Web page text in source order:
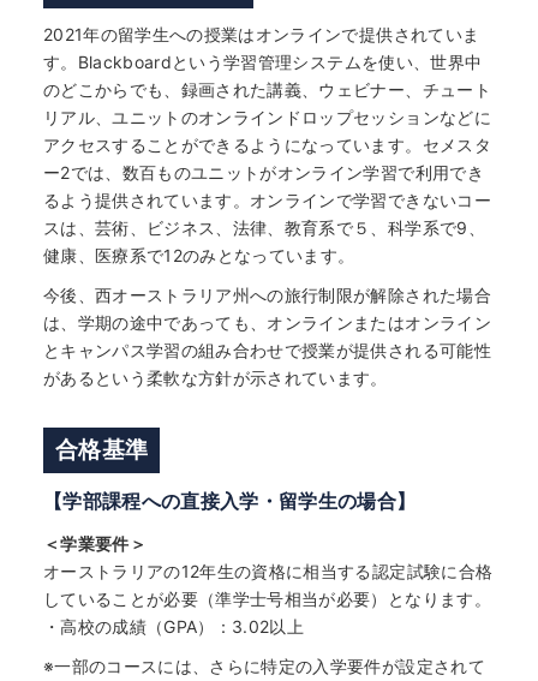
2021年の留学生への授業はオンラインで提供されていま
す。Blackboardという学習管理システムを使い、世界中
のどこからでも、録画された講義、ウェビナー、チュート
リアル、ユニットのオンラインドロップセッションなどに
アクセスすることができるようになっています。セメスタ
ー2では、数百ものユニットがオンライン学習で利用でき
るよう提供されています。オンラインで学習できないコー
スは、芸術、ビジネス、法律、教育系で５、科学系で9、
健康、医療系で12のみとなっています。
今後、西オーストラリア州への旅行制限が解除された場合
は、学期の途中であっても、オンラインまたはオンライン
とキャンパス学習の組み合わせで授業が提供される可能性
があるという柔軟な方針が示されています。
合格基準
【学部課程への直接入学・留学生の場合】
＜学業要件＞
オーストラリアの12年生の資格に相当する認定試験に合格
していることが必要（準学士号相当が必要）となります。
・高校の成績（GPA）：3.02以上
※一部のコースには、さらに特定の入学要件が設定されて